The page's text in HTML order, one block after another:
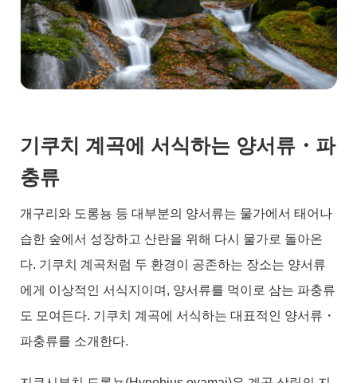
기쿠치 계곡에 서식하는 양서류・파
충류
개구리와 도롱뇽 등 대부분의 양서류는 물가에서 태어나
습한 숲에서 성장하고 산란을 위해 다시 물가로 돌아온
다. 기쿠치 계곡처럼 두 환경이 공존하는 장소는 양서류
에게 이상적인 서식지이며, 양서류를 먹이로 삼는 파충류
도 모여든다. 기쿠치 계곡에 서식하는 대표적인 양서류・
파충류를 소개한다.